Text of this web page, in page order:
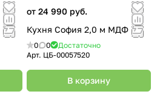
от 24 990 руб.
Кухня София 2,0 м МДФ
0 0
Достаточно
Арт. ЦБ-00057520
В корзину